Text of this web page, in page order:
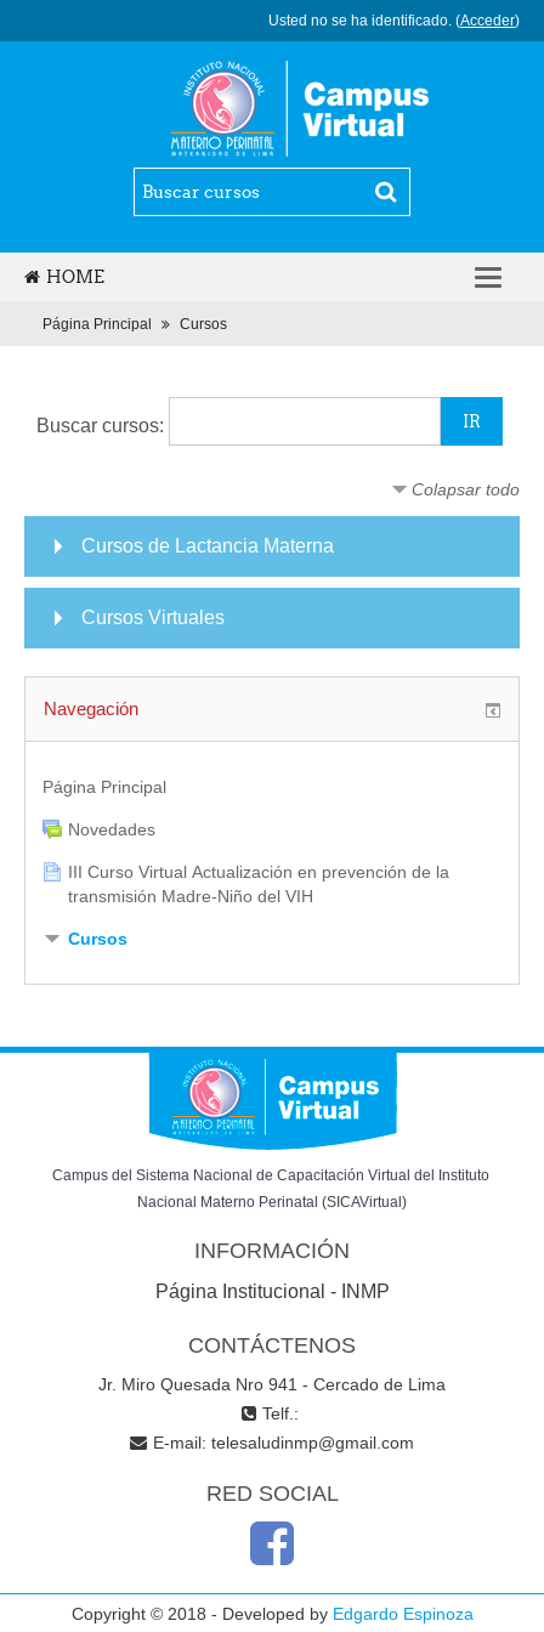
Usted no se ha identificado. (Acceder)
HOME
ESPAÑOL - INTERNACIONAL (ES)
Página Principal Cursos
Buscar cursos:
Colapsar todo
Cursos de Lactancia Materna
Cursos Virtuales
Navegación
Página Principal
Novedades
III Curso Virtual Actualización en prevención de la
transmisión Madre-Niño del VIH
Cursos
Campus del Sistema Nacional de Capacitación Virtual del Instituto
Nacional Materno Perinatal (SICAVirtual)
INFORMACIÓN
Página Institucional - INMP
CONTÁCTENOS
Jr. Miro Quesada Nro 941 - Cercado de Lima
Telf.:
E-mail: telesaludinmp@gmail.com
RED SOCIAL
Copyright © 2018 - Developed by Edgardo Espinoza